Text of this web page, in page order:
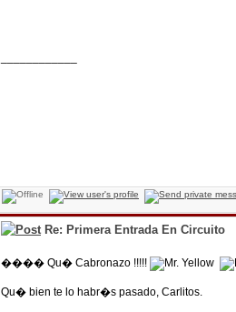
Re: Primera Entrada En Circuito
���� Qu� Cabronazo !!!!!
Qu� bien te lo habr�s pasado, Carlitos.